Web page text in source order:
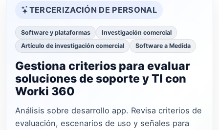
TERCERIZACIÓN DE PERSONAL
Software y plataformas
Investigación comercial
Artículo de investigación comercial
Software a Medida
Gestiona criterios para evaluar
soluciones de soporte y TI con
Worki 360
Análisis sobre desarrollo app. Revisa criterios de
evaluación, escenarios de uso y señales para